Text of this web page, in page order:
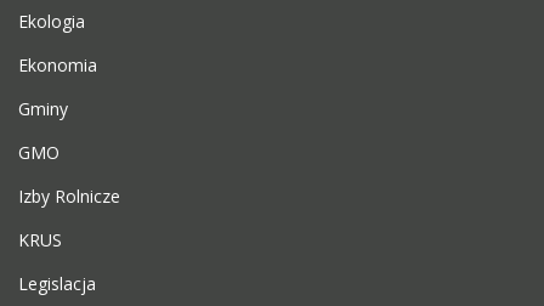
Ekologia
Ekonomia
Gminy
GMO
Izby Rolnicze
KRUS
Legislacja